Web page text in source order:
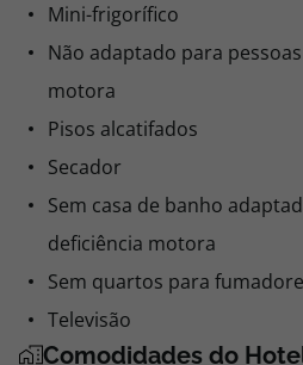
Mini-frigorífico
Não adaptado para
motora
Pisos alcatifados
Secador
Sem casa de banho
deficiência motora
Sem quartos para
Televisão
Comodidades do